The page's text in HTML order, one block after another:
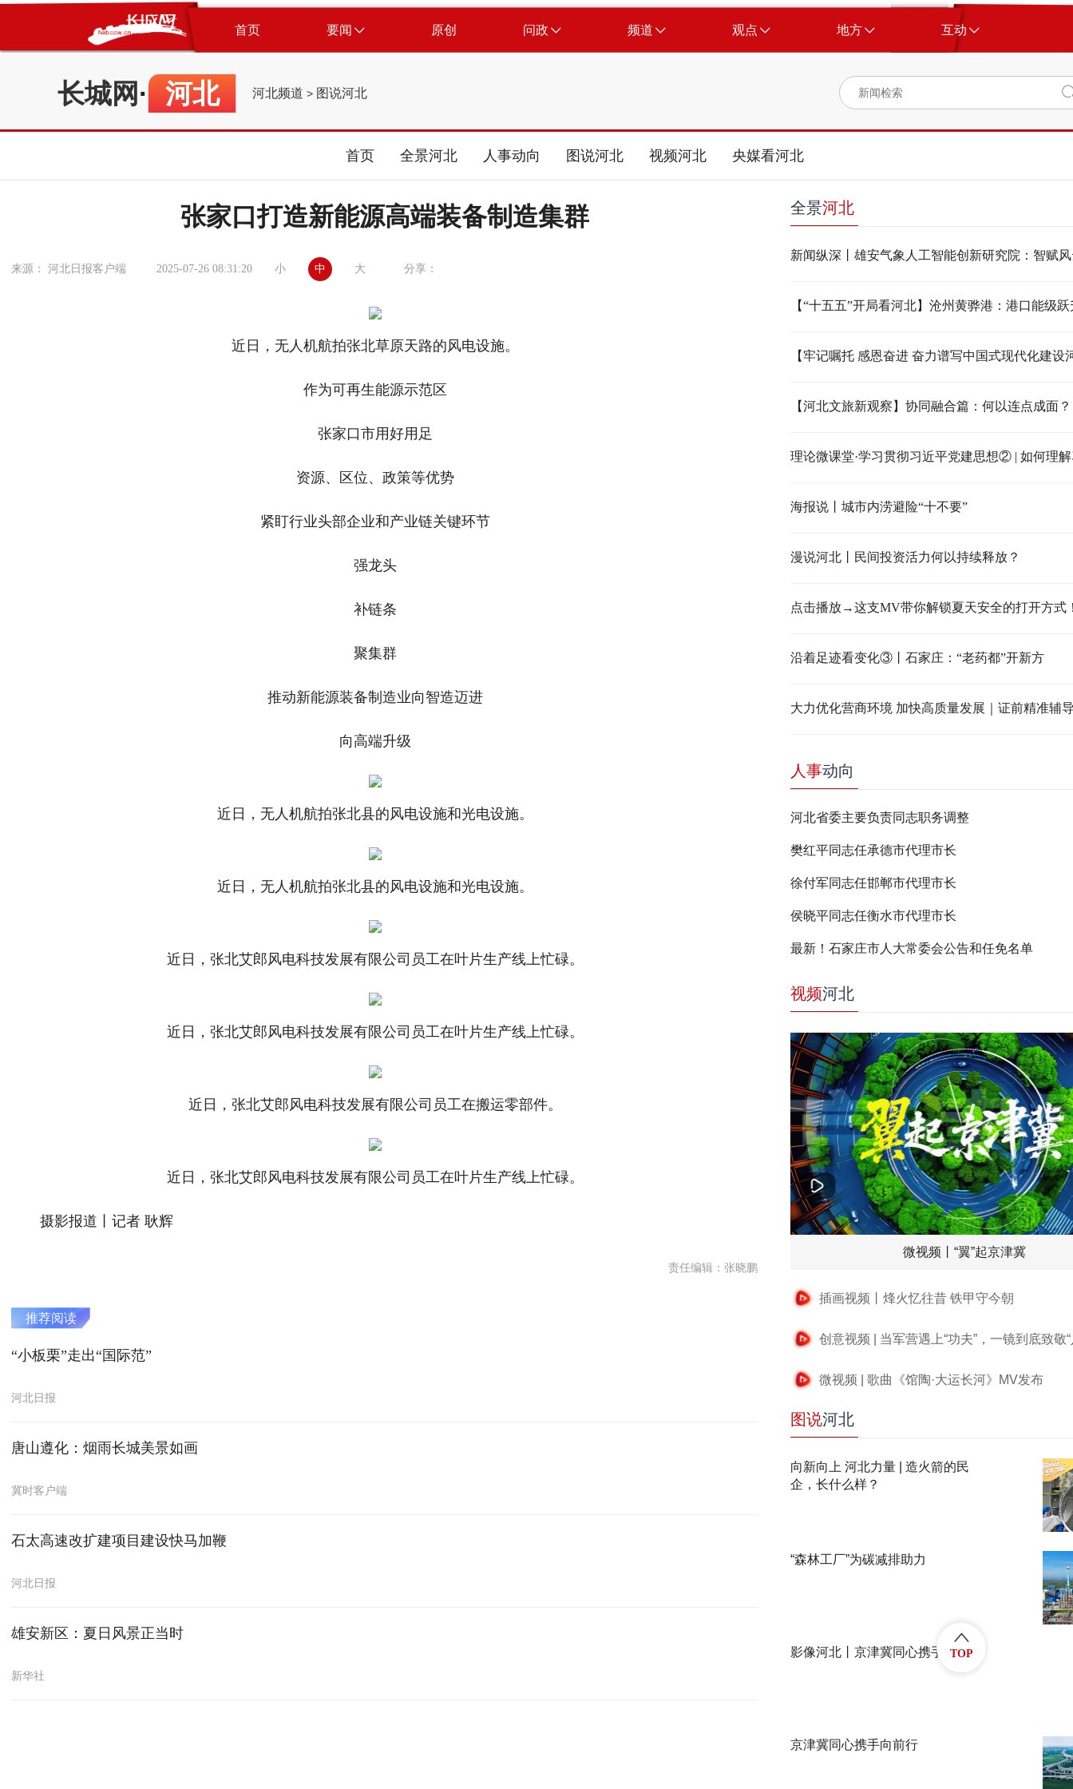
首页 要闻 原创 问政 频道 观点 地方 互动
长城网 · 河北 河北频道 > 图说河北
首页 全景河北 人事动向 图说河北 视频河北 央媒看河北
张家口打造新能源高端装备制造集群
来源： 河北日报客户端 2025-07-26 08:31:20 小 中 大 分享：
近日，无人机航拍张北草原天路的风电设施。
作为可再生能源示范区
张家口市用好用足
资源、区位、政策等优势
紧盯行业头部企业和产业链关键环节
强龙头
补链条
聚集群
推动新能源装备制造业向智造迈进
向高端升级
近日，无人机航拍张北县的风电设施和光电设施。
近日，无人机航拍张北县的风电设施和光电设施。
近日，张北艾郎风电科技发展有限公司员工在叶片生产线上忙碌。
近日，张北艾郎风电科技发展有限公司员工在叶片生产线上忙碌。
近日，张北艾郎风电科技发展有限公司员工在搬运零部件。
近日，张北艾郎风电科技发展有限公司员工在叶片生产线上忙碌。
摄影报道丨记者 耿辉
责任编辑：张晓鹏
推荐阅读
“小板栗”走出“国际范”
河北日报
唐山遵化：烟雨长城美景如画
冀时客户端
石太高速改扩建项目建设快马加鞭
河北日报
雄安新区：夏日风景正当时
新华社
全景河北
新闻纵深丨雄安气象人工智能创新研究院：智赋
【河北文旅新观察】协同融合篇：何以连点成面？
海报说丨城市内涝避险“十不要”
漫说河北丨民间投资活力何以持续释放？
点击播放→这支MV带你解锁夏天安全的打开方式
沿着足迹看变化③丨石家庄：“老药都”开新方
人事动向
河北省委主要负责同志职务调整
樊红平同志任承德市代理市长
徐付军同志任邯郸市代理市长
侯晓平同志任衡水市代理市长
最新！石家庄市人大常委会公告和任免名单
视频河北
微视频丨“翼”起京津冀
插画视频丨烽火忆往昔 铁甲守今朝
创意视频 | 当军营遇上“功夫”，一镜到底致敬“
微视频 | 歌曲《馆陶·大运长河》MV发布
图说河北
向新向上 河北力量 | 造火箭的民
企，长什么样？
“森林工厂”为碳减排助力
影像河北丨京津冀同心携手向前行
京津冀同心携手向前行
TOP